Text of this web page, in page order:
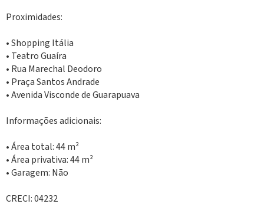
Proximidades:
• Shopping Itália
• Teatro Guaíra
• Rua Marechal Deodoro
• Praça Santos Andrade
• Avenida Visconde de Guarapuava
Informações adicionais:
• Área total: 44 m²
• Área privativa: 44 m²
• Garagem: Não
CRECI: 04232